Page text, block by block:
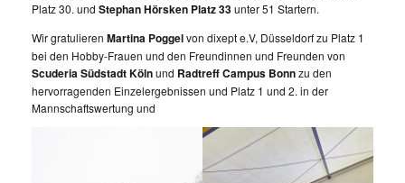
Platz 30. und Stephan Hörsken Platz 33unter 51 Startern.
Wir gratulieren Martina Poggelvon dixept e.V, Düsseldorf zu Platz 1
bei den Hobby-Frauen und den Freundinnen und Freunden von
Scuderia Südstadt Kölnund Radtreff Campus Bonnzu den
hervorragenden Einzelergebnissen und Platz 1 und 2. in der
Mannschaftswertung und